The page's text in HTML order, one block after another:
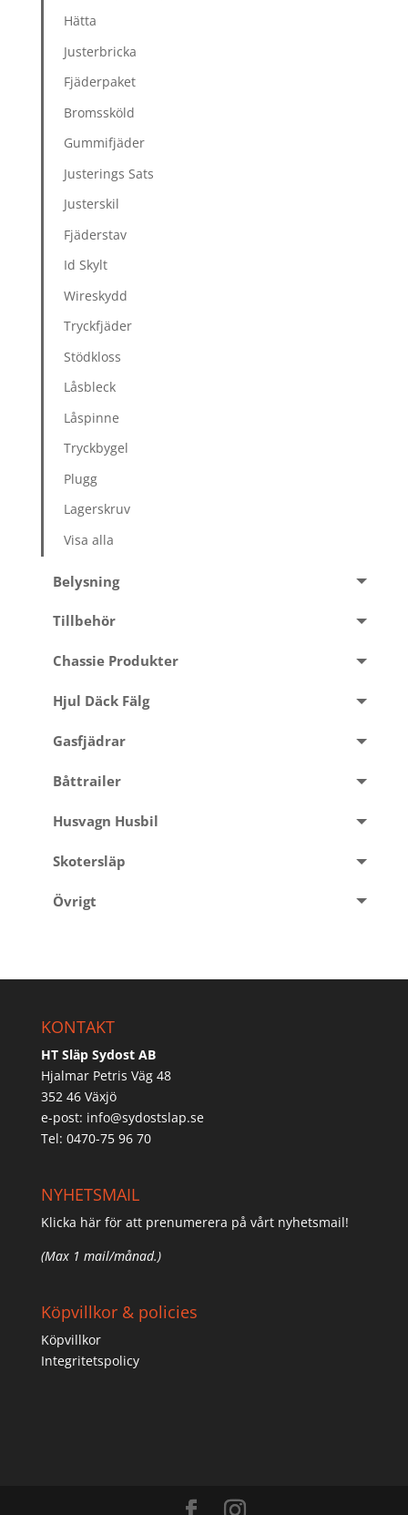
Hätta
Justerbricka
Fjäderpaket
Bromssköld
Gummifjäder
Justerings Sats
Justerskil
Fjäderstav
Id Skylt
Wireskydd
Tryckfjäder
Stödkloss
Låsbleck
Låspinne
Tryckbygel
Plugg
Lagerskruv
Visa alla
Belysning
Tillbehör
Chassie Produkter
Hjul Däck Fälg
Gasfjädrar
Båttrailer
Husvagn Husbil
Skotersläp
Övrigt
KONTAKT
HT Släp Sydost AB
Hjalmar Petris Väg 48
352 46 Växjö
e-post: info@sydostslap.se
Tel: 0470-75 96 70
NYHETSMAIL
Klicka här för att prenumerera på vårt nyhetsmail!
(Max 1 mail/månad.)
Köpvillkor & policies
Köpvillkor
Integritetspolicy